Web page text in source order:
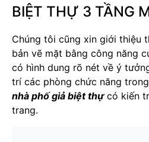
BIỆT THỰ 3 TẦNG
Chúng tôi cũng xin giới thiệu
bản vẽ mặt bằng công năng
có hình dung rõ nét về ý
trí các phòng chức năng
nhà phố giả biệt thựcó kiến
trang.